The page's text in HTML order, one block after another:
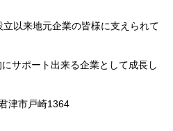
以来地元企業の皆様に支えられて
サポート出来る企業として成長し
津市戸崎1364